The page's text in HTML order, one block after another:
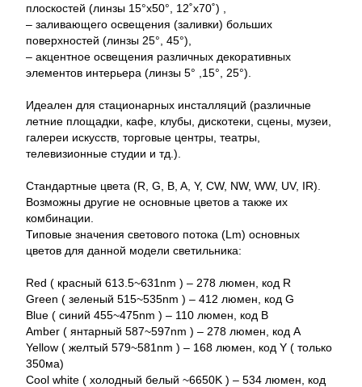
плоскостей (линзы 15°x50°, 12˚x70˚) ,
– заливающего освещения (заливки) больших
поверхностей (линзы 25°, 45°),
– акцентное освещения различных декоративных
элементов интерьера (линзы 5° ,15°, 25°).
Идеален для стационарных инсталляций (различные
летние площадки, кафе, клубы, дискотеки, сцены, музеи,
галереи искусств, торговые центры, театры,
телевизионные студии и тд.).
Стандартные цвета (R, G, B, A, Y, CW, NW, WW, UV, IR).
Возможны другие не основные цветов а также их
комбинации.
Типовые значения светового потока (Lm) основных
цветов для данной модели светильника:
Red ( красный 613.5~631nm ) – 278 люмен, код R
Green ( зеленый 515~535nm ) – 412 люмен, код G
Blue ( синий 455~475nm ) – 110 люмен, код B
Amber ( янтарный 587~597nm ) – 278 люмен, код A
Yellow ( желтый 579~581nm ) – 168 люмен, код Y ( только
350ма)
Cool white ( холодный белый ~6650K ) – 534 люмен, код